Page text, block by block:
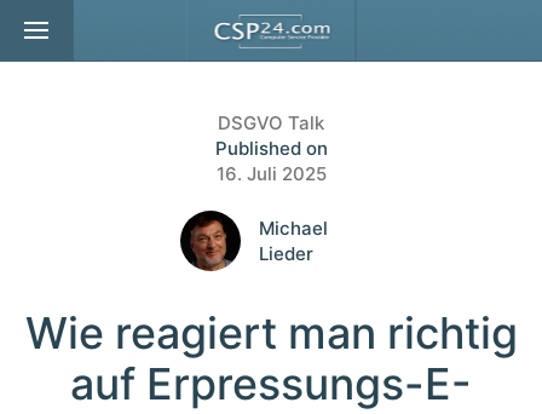
Zum Hauptinhalt springen
DSGVO Talk
Published on
16. Juli 2025
Michael
Lieder
Wie reagiert man richtig
auf Erpressungs-E-